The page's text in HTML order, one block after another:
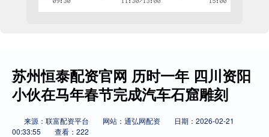
苏州恒泰配资官网 历时一年 四川资阳
小伙在马年春节完成汽车石窟雕刻
来源：联富配资平台 网站：通弘网配资
日期：2026-02-21
00:33:55
查看：222